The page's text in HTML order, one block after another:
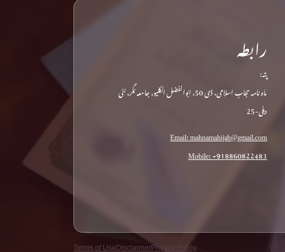
رابطہ
پتہ:
ماہ نامہ حجاب اسلامی، ڈی 50، ابوالفضل انکلیو، جامعہ نگر، نئی
دہلی-25
Email: mahnamahijab@gmail.com
Mobile: +918860822483
Privacy Policy
Disclaimer
Terms of Use